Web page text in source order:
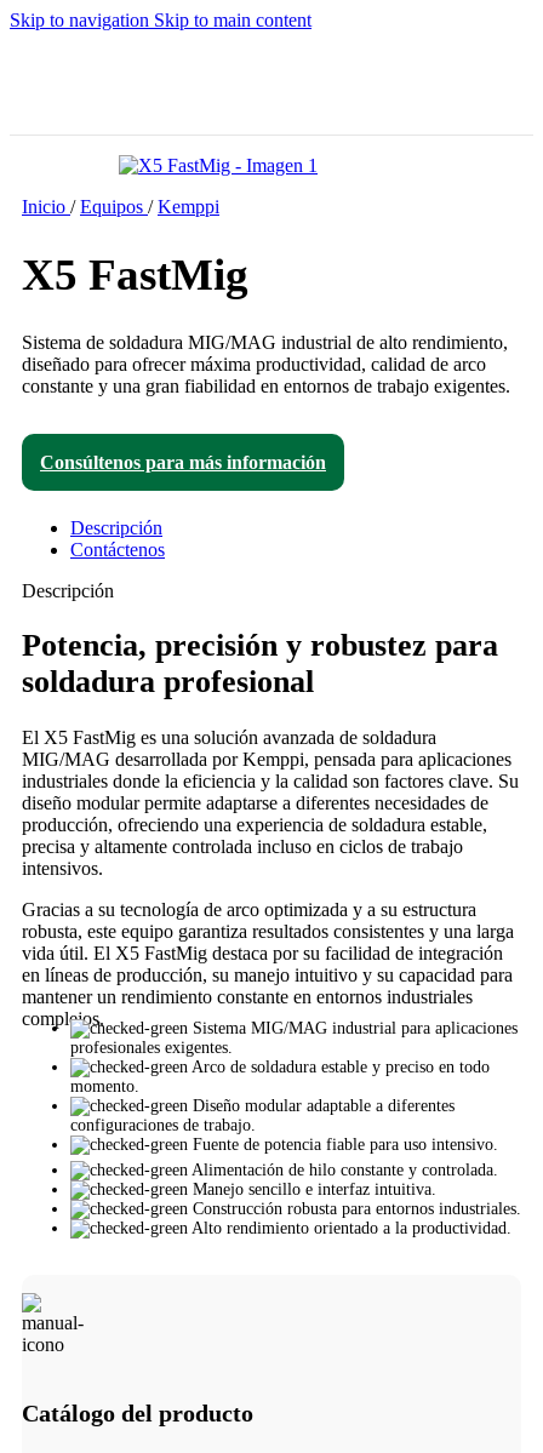
Skip to navigation Skip to main content
Inicio / Equipos / Kemppi
X5 FastMig
Sistema de soldadura MIG/MAG industrial de alto rendimiento,
diseñado para ofrecer máxima productividad, calidad de arco
constante y una gran fiabilidad en entornos de trabajo exigentes.
Consúltenos para más información
Descripción
Contáctenos
Descripción
Potencia, precisión y robustez para
soldadura profesional
El X5 FastMig es una solución avanzada de soldadura
MIG/MAG desarrollada por Kemppi, pensada para aplicaciones
industriales donde la eficiencia y la calidad son factores clave. Su
diseño modular permite adaptarse a diferentes necesidades de
producción, ofreciendo una experiencia de soldadura estable,
precisa y altamente controlada incluso en ciclos de trabajo
intensivos.
Gracias a su tecnología de arco optimizada y a su estructura
robusta, este equipo garantiza resultados consistentes y una larga
vida útil. El X5 FastMig destaca por su facilidad de integración
en líneas de producción, su manejo intuitivo y su capacidad para
mantener un rendimiento constante en entornos industriales
complejos.
Sistema MIG/MAG industrial para aplicaciones
profesionales exigentes.
Arco de soldadura estable y preciso en todo
momento.
Diseño modular adaptable a diferentes
configuraciones de trabajo.
Fuente de potencia fiable para uso intensivo.
Alimentación de hilo constante y controlada.
Manejo sencillo e interfaz intuitiva.
Construcción robusta para entornos industriales.
Alto rendimiento orientado a la productividad.
Catálogo del producto